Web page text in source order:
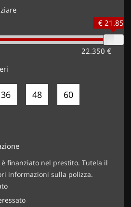
22.350 €
€ 21.850
36 48 60
finanziato nel prestito. Tutela il
informazioni sulla polizza.